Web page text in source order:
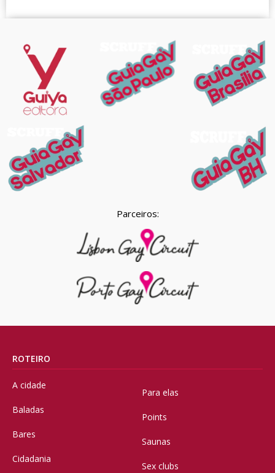
Parceiros:
ROTEIRO
A cidade
Baladas
Bares
Cidadania
Para elas
Points
Saunas
Sex clubs